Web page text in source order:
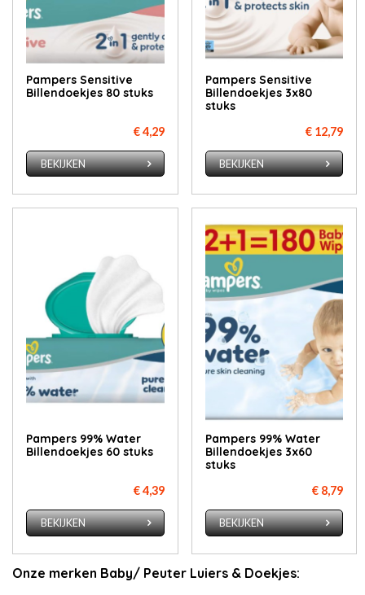
Pampers Sensitive
Billendoekjes 80 stuks
€ 4,29
BEKIJKEN
Pampers Sensitive
Billendoekjes 3x80
stuks
€ 12,79
BEKIJKEN
Pampers 99% Water
Billendoekjes 60 stuks
€ 4,39
BEKIJKEN
Pampers 99% Water
Billendoekjes 3x60
stuks
€ 8,79
BEKIJKEN
Onze merken Baby/ Peuter Luiers & Doekjes: